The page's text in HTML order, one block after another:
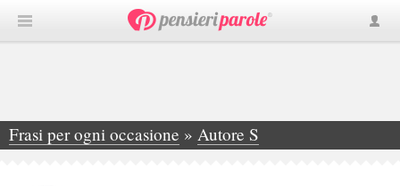
Frasi per ogni occasione » Autore S
»Sabrina Bertocchi